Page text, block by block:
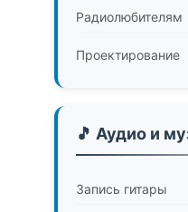
Радиолюбителям
Проектирование
🎵 Аудио и
Запись гитары